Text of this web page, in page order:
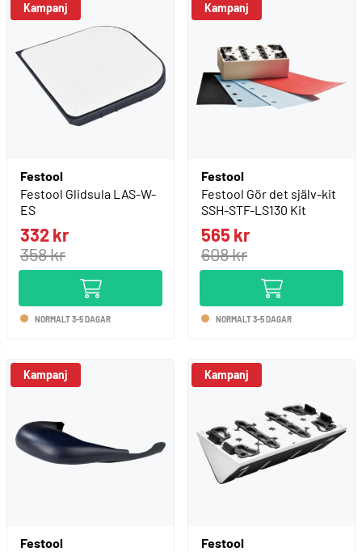
Kampanj
Festool
Festool Glidsula LAS-W-
ES
332 kr
358 kr
NORMALT 3-5 DAGAR
Kampanj
Festool
Festool Gör det själv-kit
SSH-STF-LS130 Kit
565 kr
608 kr
NORMALT 3-5 DAGAR
Kampanj
Festool
Kampanj
Festool